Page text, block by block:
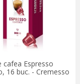
cafea Espresso
16 buc. - Cremesso